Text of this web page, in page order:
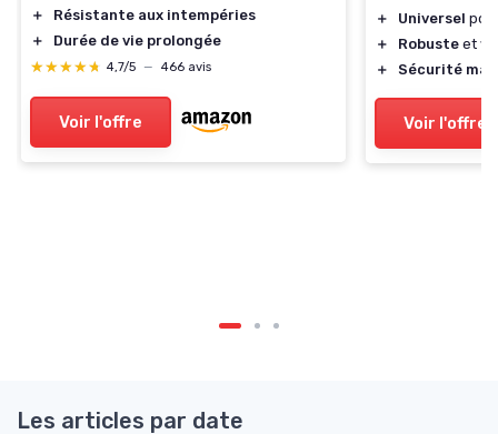
＋
Résistante aux intempéries
＋
Durée de vie prolongée
★★★★★
★★★★★ 4,7/5 — 466 avis
Voir l'offre
＋ Universel
＋
Robuste et
＋
Sécurité
Voir l'offre
Les articles par date